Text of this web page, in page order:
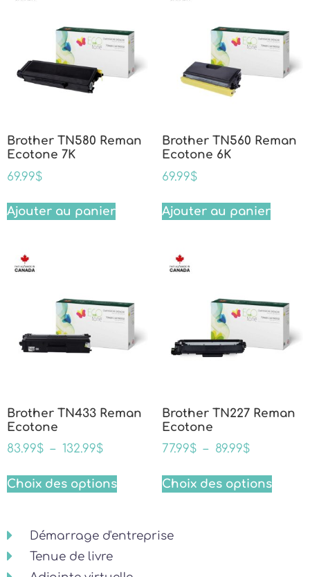
Brother TN580 Reman
Ecotone 7K
69.99$
Ajouter au panier
Brother TN560 Reman
Ecotone 6K
69.99$
Ajouter au panier
Brother TN433 Reman
Ecotone
83.99$ – 132.99$
Choix des options
Brother TN227 Reman
Ecotone
77.99$ – 89.99$
Choix des options
Démarrage d'entreprise
Tenue de livre